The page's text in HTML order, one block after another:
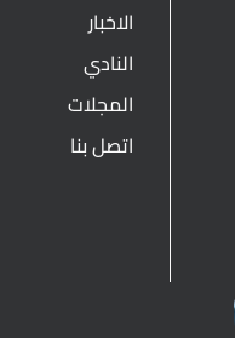
الاخبار
النادي
المجلات
اتصل بنا